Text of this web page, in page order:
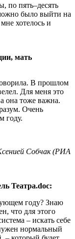
по пять–десять
было выйти на
хотелось и
мать
В прошлом
Для меня это
она тоже важна.
Очень
году.
Собчак (РИА
Театра.doc:
году? Знаю
что для этого
– искать себе
нормальный